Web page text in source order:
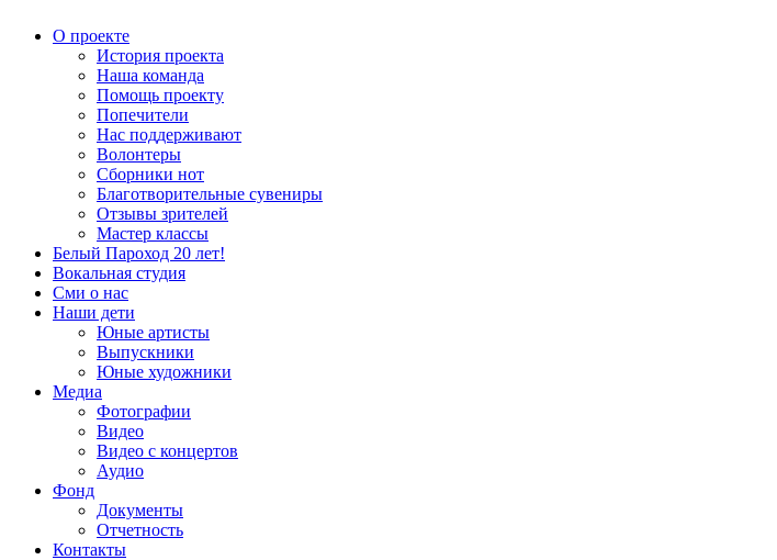
О проекте
История проекта
Наша команда
Помощь проекту
Попечители
Нас поддерживают
Волонтеры
Сборники нот
Благотворительные сувениры
Отзывы зрителей
Мастер классы
Белый Пароход 20 лет!
Вокальная студия
Сми о нас
Наши дети
Юные артисты
Выпускники
Юные художники
Медиа
Фотографии
Видео
Видео с концертов
Аудио
Фонд
Документы
Отчетность
Контакты